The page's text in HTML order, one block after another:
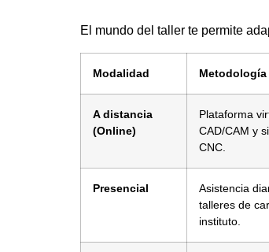
El mundo del taller te permite
Modalidad
A distancia
(Online)
Plataforma
CAD/CAM y
CNC.
Presencial
Asistencia
talleres de
instituto.